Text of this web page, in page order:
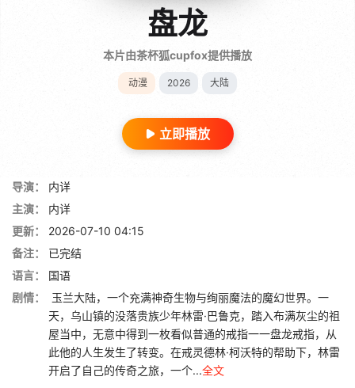
盘龙
本片由茶杯狐cupfox提供播放
动漫 2026 大陆
立即播放
导演：
内详
主演：
内详
更新：
2026-07-10 04:15
备注：
已完结
语言：
国语
剧情：
玉兰大陆，一个充满神奇生物与绚丽魔法的魔幻世界。一
天，乌山镇的没落贵族少年林雷·巴鲁克，踏入布满灰尘的祖
屋当中，无意中得到一枚看似普通的戒指一一盘龙戒指，从
此他的人生发生了转变。在戒灵德林·柯沃特的帮助下，林雷
开启了自己的传奇之旅，一个...全文